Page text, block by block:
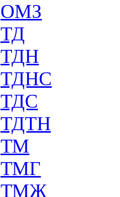
ОМЗ
ТД
ТДН
ТДНС
ТДС
ТДТН
ТМ
ТМГ
ТМЖ